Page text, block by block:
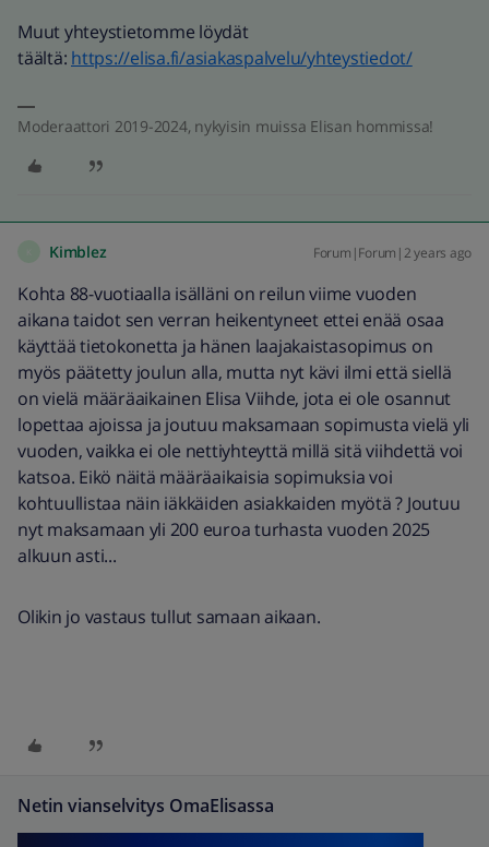
Muut yhteystietomme löydät
täältä: https://elisa.fi/asiakaspalvelu/yhteystiedot/
Moderaattori 2019-2024, nykyisin muissa Elisan hommissa!
Kimblez Forum|Forum|2 years ago
Kohta 88-vuotiaalla isälläni on reilun viime vuoden
aikana taidot sen verran heikentyneet ettei enää osaa
käyttää tietokonetta ja hänen laajakaistasopimus on
myös päätetty joulun alla, mutta nyt kävi ilmi että siellä
on vielä määräaikainen Elisa Viihde, jota ei ole osannut
lopettaa ajoissa ja joutuu maksamaan sopimusta vielä yli
vuoden, vaikka ei ole nettiyhteyttä millä sitä viihdettä voi
katsoa. Eikö näitä määräaikaisia sopimuksia voi
kohtuullistaa näin iäkkäiden asiakkaiden myötä ? Joutuu
nyt maksamaan yli 200 euroa turhasta vuoden 2025
alkuun asti...
Olikin jo vastaus tullut samaan aikaan.
Netin vianselvitys OmaElisassa